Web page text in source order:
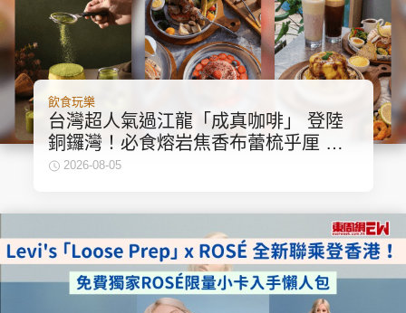
飲食玩樂
台灣超人氣過江龍「成真咖啡」 登陸
銅鑼灣！必食熔岩焦香布蕾梳乎厘 冠
軍氮氣咖啡！
2026-08-05